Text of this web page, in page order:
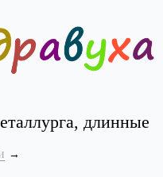
длинные